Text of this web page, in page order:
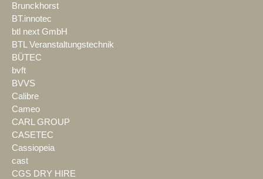
Brunckhorst
BT.innotec
btl next GmbH
BTL Veranstaltungstechnik
BÜTEC
bvft
BVVS
Calibre
Cameo
CARL GROUP
CASETEC
Cassiopeia
cast
CGS DRY HIRE